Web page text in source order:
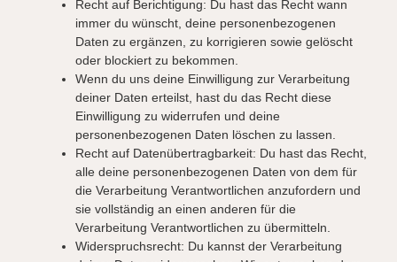
Recht auf Berichtigung: Du hast das Recht wann
immer du wünscht, deine personenbezogenen
Daten zu ergänzen, zu korrigieren sowie gelöscht
oder blockiert zu bekommen.
Wenn du uns deine Einwilligung zur Verarbeitung
deiner Daten erteilst, hast du das Recht diese
Einwilligung zu widerrufen und deine
personenbezogenen Daten löschen zu lassen.
Recht auf Datenübertragbarkeit: Du hast das Recht,
alle deine personenbezogenen Daten von dem für
die Verarbeitung Verantwortlichen anzufordern und
sie vollständig an einen anderen für die
Verarbeitung Verantwortlichen zu übermitteln.
Widerspruchsrecht: Du kannst der Verarbeitung